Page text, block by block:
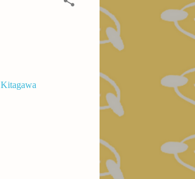
Kitagawa